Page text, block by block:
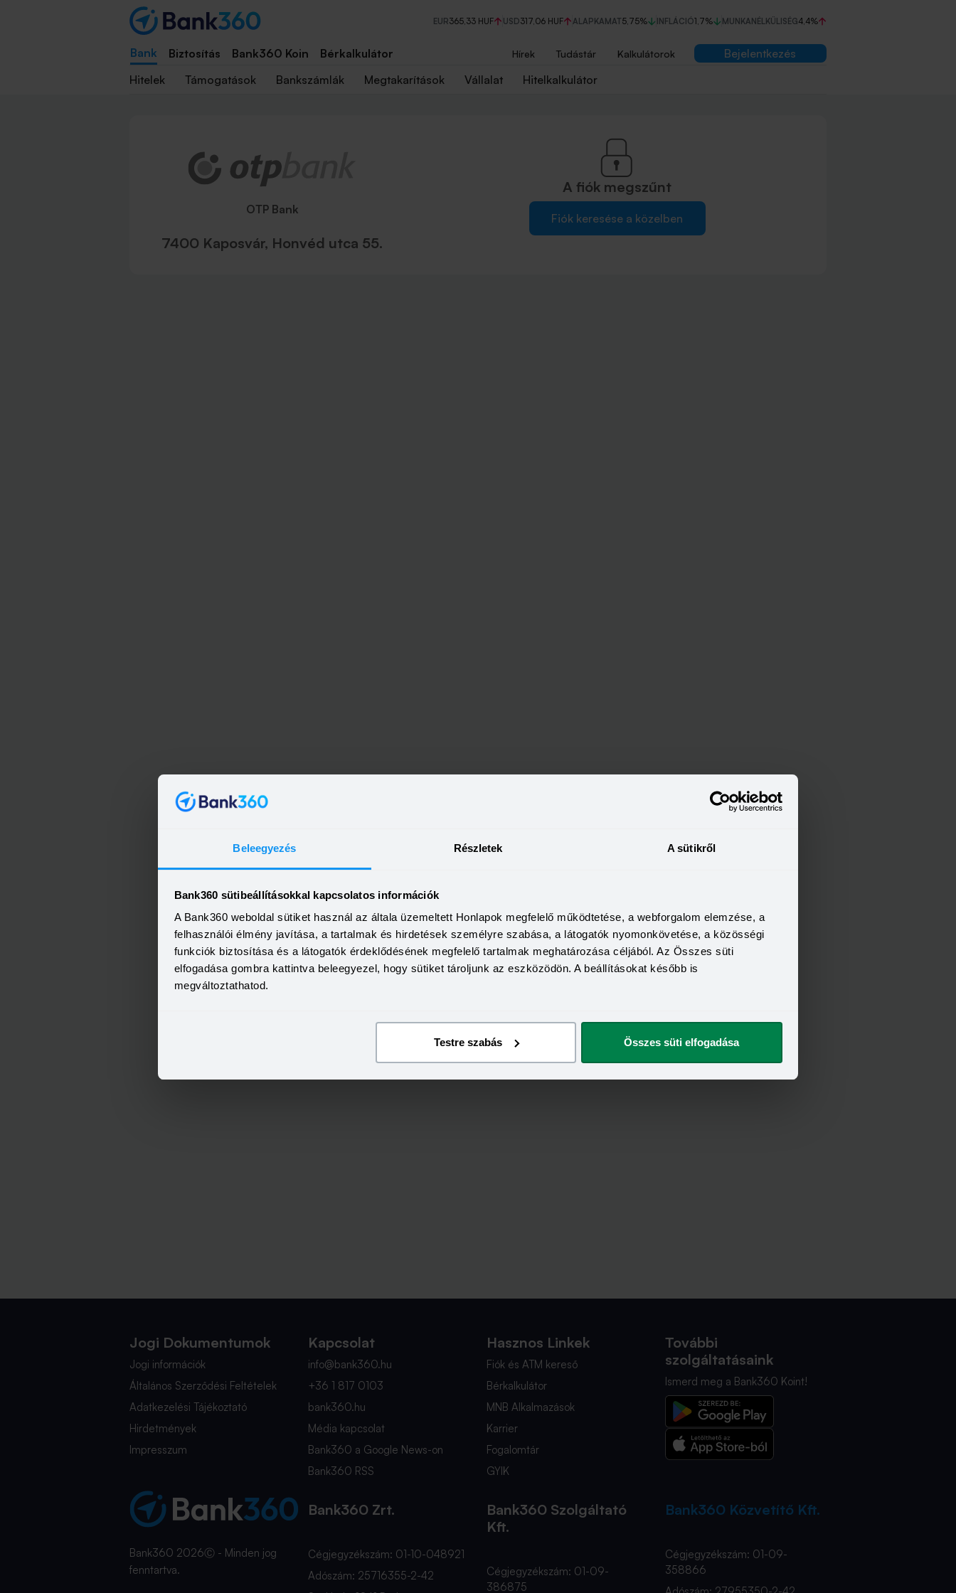
Beleegyezés Részletek A sütikről
Bank360 sütibeállításokkal kapcsolatos információk
A Bank360 weboldal sütiket használ az általa üzemeltett Honlapok megfelelő működtetése, a webforgalom elemzése, a
felhasználói élmény javítása, a tartalmak és hirdetések személyre szabása, a látogatók nyomonkövetése, a közösségi
funkciók biztosítása és a látogatók érdeklődésének megfelelő tartalmak meghatározása céljából. Az Összes süti
elfogadása gombra kattintva beleegyezel, hogy sütiket tároljunk az eszközödön. A beállításokat később is
megváltoztathatod.
Testre szabás Összes süti elfogadása
EUR365,33 HUF USD317,06 HUF ALAPKAMAT5,75% INFLÁCIÓ1,7% MUNKANÉLKÜLISÉG4,4%
Bank Biztosítás Bank360 Koin Bérkalkulátor Hírek Tudástár Kalkulátorok
Bejelentkezés
Hitelek
Támogatások Bankszámlák Megtakarítások Vállalat Hitelkalkulátor
OTP Bank
7400 Kaposvár, Honvéd utca 55.
A fiók megszűnt
Fiók keresése a közelben
OTP Bank bankfiókok Kaposvár településen
7400 Kaposvár, Széchenyi tér 2.
Tovább a fiókoldalra
Jogi Dokumentumok
Jogi információk
Általános Szerződési Feltételek
Adatkezelési Tájékoztató
Hirdetmények
Impresszum
Kapcsolat
info@bank360.hu
+36 1 817 0103
bank360.hu
Média kapcsolat
Bank360 a Google News-on
Bank360 RSS
Hasznos Linkek
Fiók és ATM kereső
Bérkalkulátor
MNB Alkalmazások
Karrier
Fogalomtár
GYIK
További
szolgáltatásaink
Ismerd meg a Bank360 Koint!
Bank360 2026Ⓒ - Minden jog
fenntartva.
Bank360 Zrt.
Cégjegyzékszám: 01-10-048921
Adószám: 25716355-2-42
Bank360 Szolgáltató
Kft.
Cégjegyzékszám: 01-09-
386875
Bank360 Közvetítő Kft.
Cégjegyzékszám: 01-09-
358866